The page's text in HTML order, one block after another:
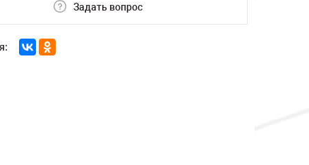
Задать вопрос